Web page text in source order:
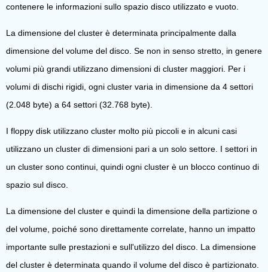
contenere le informazioni sullo spazio disco utilizzato e vuoto.
La dimensione del cluster è determinata principalmente dalla
dimensione del volume del disco. Se non in senso stretto, in genere
volumi più grandi utilizzano dimensioni di cluster maggiori. Per i
volumi di dischi rigidi, ogni cluster varia in dimensione da 4 settori
(2.048 byte) a 64 settori (32.768 byte).
I floppy disk utilizzano cluster molto più piccoli e in alcuni casi
utilizzano un cluster di dimensioni pari a un solo settore. I settori in
un cluster sono continui, quindi ogni cluster è un blocco continuo di
spazio sul disco.
La dimensione del cluster e quindi la dimensione della partizione o
del volume, poiché sono direttamente correlate, hanno un impatto
importante sulle prestazioni e sull'utilizzo del disco. La dimensione
del cluster è determinata quando il volume del disco è partizionato.